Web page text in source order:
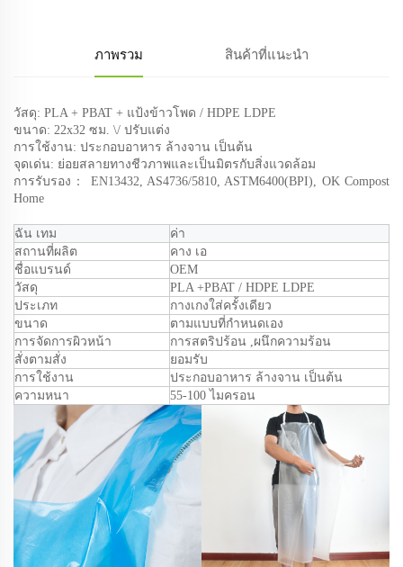
ภาพรวม สินค้าที่แนะนำ
วัสดุ: PLA + PBAT + แป้งข้าวโพด / HDPE LDPE
ขนาด: 22x32 ซม. \/ ปรับแต่ง
การใช้งาน: ประกอบอาหาร ล้างจาน เป็นต้น
จุดเด่น: ย่อยสลายทางชีวภาพและเป็นมิตรกับสิ่งแวดล้อม
การรับรอง： EN13432, AS4736/5810, ASTM6400(BPI), OK Compost
Home
ฉัน เทม
ค่า
สถานที่ผลิต
คาง เอ
ชื่อแบรนด์
OEM
วัสดุ
PLA +PBAT / HDPE LDPE
ประเภท
กางเกงใส่ครั้งเดียว
ขนาด
ตามแบบที่กำหนดเอง
การจัดการผิวหน้า
การสตริปร้อน
ผนึกความร้อน
สั่งตามสั่ง
ยอมรับ
การใช้งาน
ประกอบอาหาร ล้างจาน เป็นต้น
ความหนา
55-100 ไมครอน